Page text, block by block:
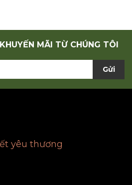
MÃI TỪ CHÚNG TÔI
Gửi
yêu thương